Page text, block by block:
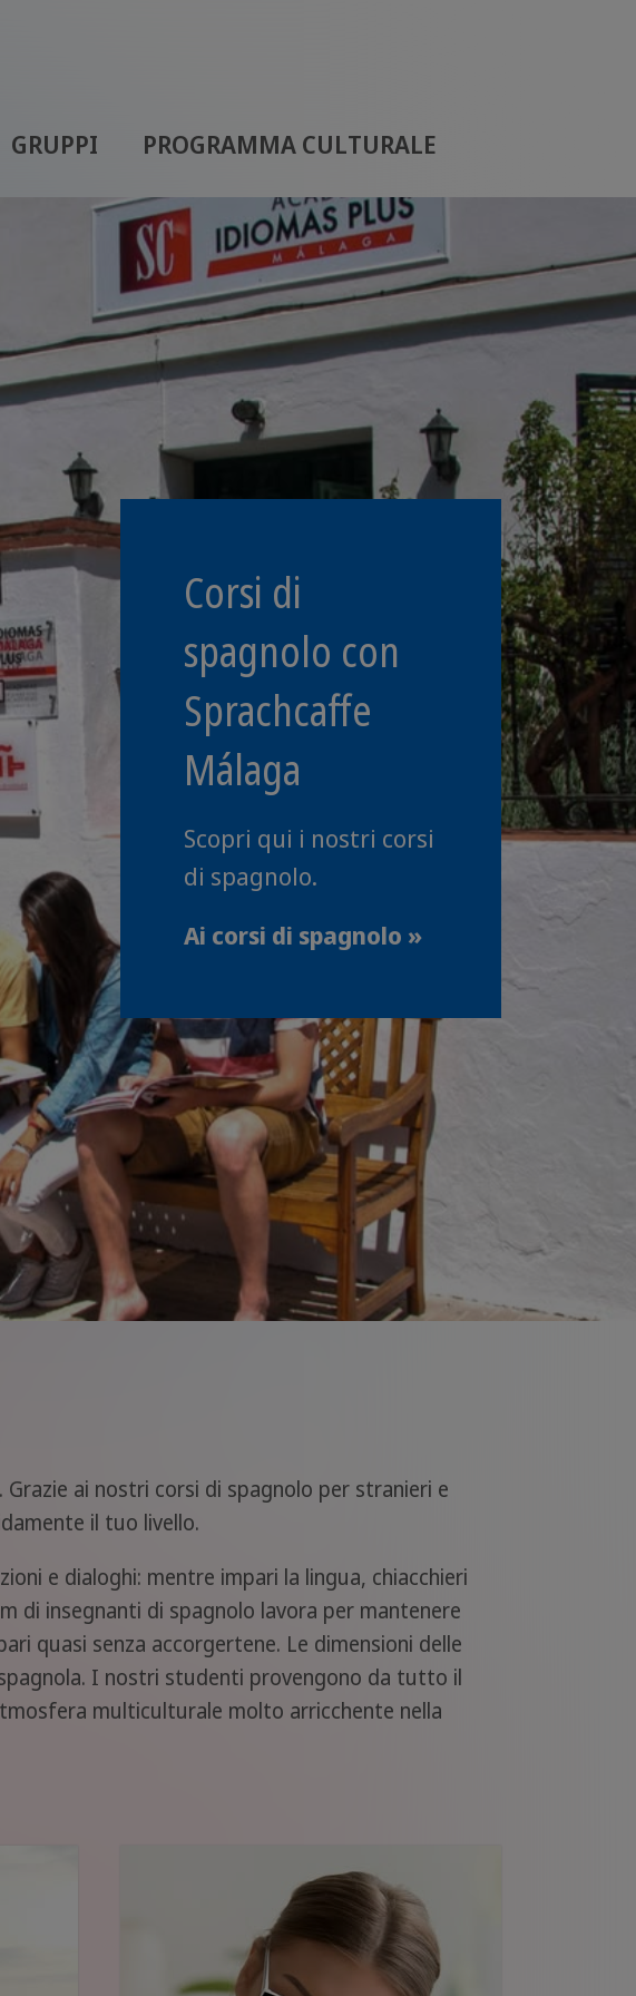
GRUPPI PROGRAMMA CULTURALE
Corsi di
spagnolo con
Sprachcaffe
Málaga
Scopri qui i nostri corsi
di spagnolo.
Ai corsi di spagnolo »
ai nostri corsi di spagnolo per stranieri e
il tuo livello.
e dialoghi: mentre impari la lingua, chiacchieri
di insegnanti di spagnolo lavora per mantenere
quasi senza accorgertene. Le dimensioni delle
I nostri studenti provengono da tutto il
multiculturale molto arricchente nella